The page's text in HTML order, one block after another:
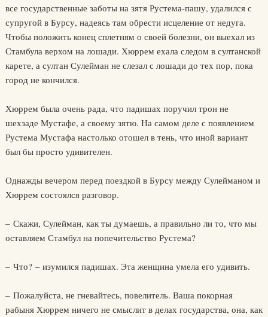
все государственные заботы на зятя Рустема-пашу, удалился с
супругой в Бурсу, надеясь там обрести исцеление от недуга.
Чтобы положить конец сплетням о своей болезни, он выехал из
Стамбула верхом на лошади. Хюррем ехала следом в султанской
карете, а султан Сулейман не слезал с лошади до тех пор, пока
город не кончился.
Хюррем была очень рада, что падишах поручил трон не
шехзаде Мустафе, а своему зятю. На самом деле с появлением
Рустема Мустафа настолько отошел в тень, что иной вариант
был бы просто удивителен.
Однажды вечером перед поездкой в Бурсу между Сулейманом и
Хюррем состоялся разговор.
– Скажи, Сулейман, как ты думаешь, а правильно ли то, что мы
оставляем Стамбул на попечительство Рустема?
– Что? – изумился падишах. Эта женщина умела его удивить.
– Пожалуйста, не гневайтесь, повелитель. Ваша покорная
рабыня Хюррем ничего не смыслит в делах государства, она, как